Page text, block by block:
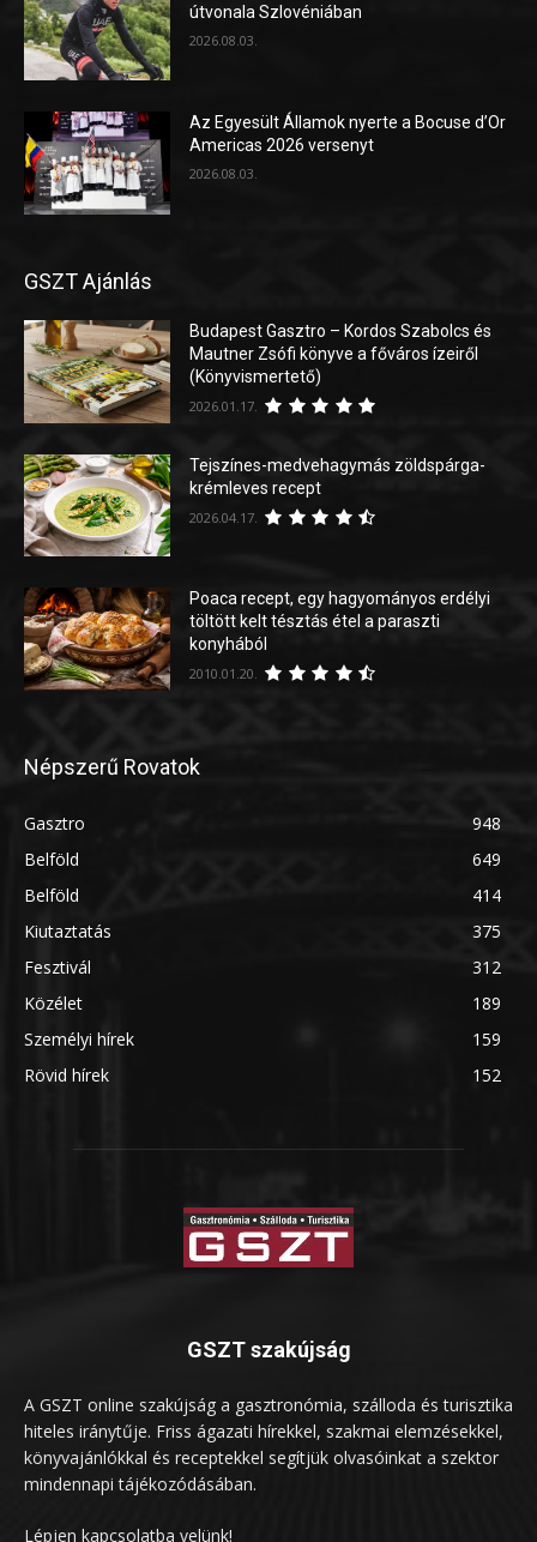
útvonala Szlovéniában
2026.08.03.
Az Egyesült Államok nyerte a Bocuse d’Or
Americas 2026 versenyt
2026.08.03.
GSZT Ajánlás
Budapest Gasztro – Kordos Szabolcs és
Mautner Zsófi könyve a főváros ízeiről
(Könyvismertető)
2026.01.17.
Tejszínes-medvehagymás zöldspárga-
krémleves recept
2026.04.17.
Poaca recept, egy hagyományos erdélyi
töltött kelt tésztás étel a paraszti
konyhából
2010.01.20.
Népszerű Rovatok
Gasztro
948
Belföld
649
Belföld
414
Kiutaztatás
375
Fesztivál
312
Közélet
189
Személyi hírek
159
Rövid hírek
152
GSZT szakújság
A GSZT online szakújság a gasztronómia, szálloda és turisztika
hiteles iránytűje. Friss ágazati hírekkel, szakmai elemzésekkel,
könyvajánlókkal és receptekkel segítjük olvasóinkat a szektor
mindennapi tájékozódásában.
Lépjen kapcsolatba velünk!